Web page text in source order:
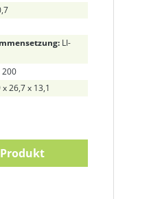
LI-
200
x 26,7 x 13,1